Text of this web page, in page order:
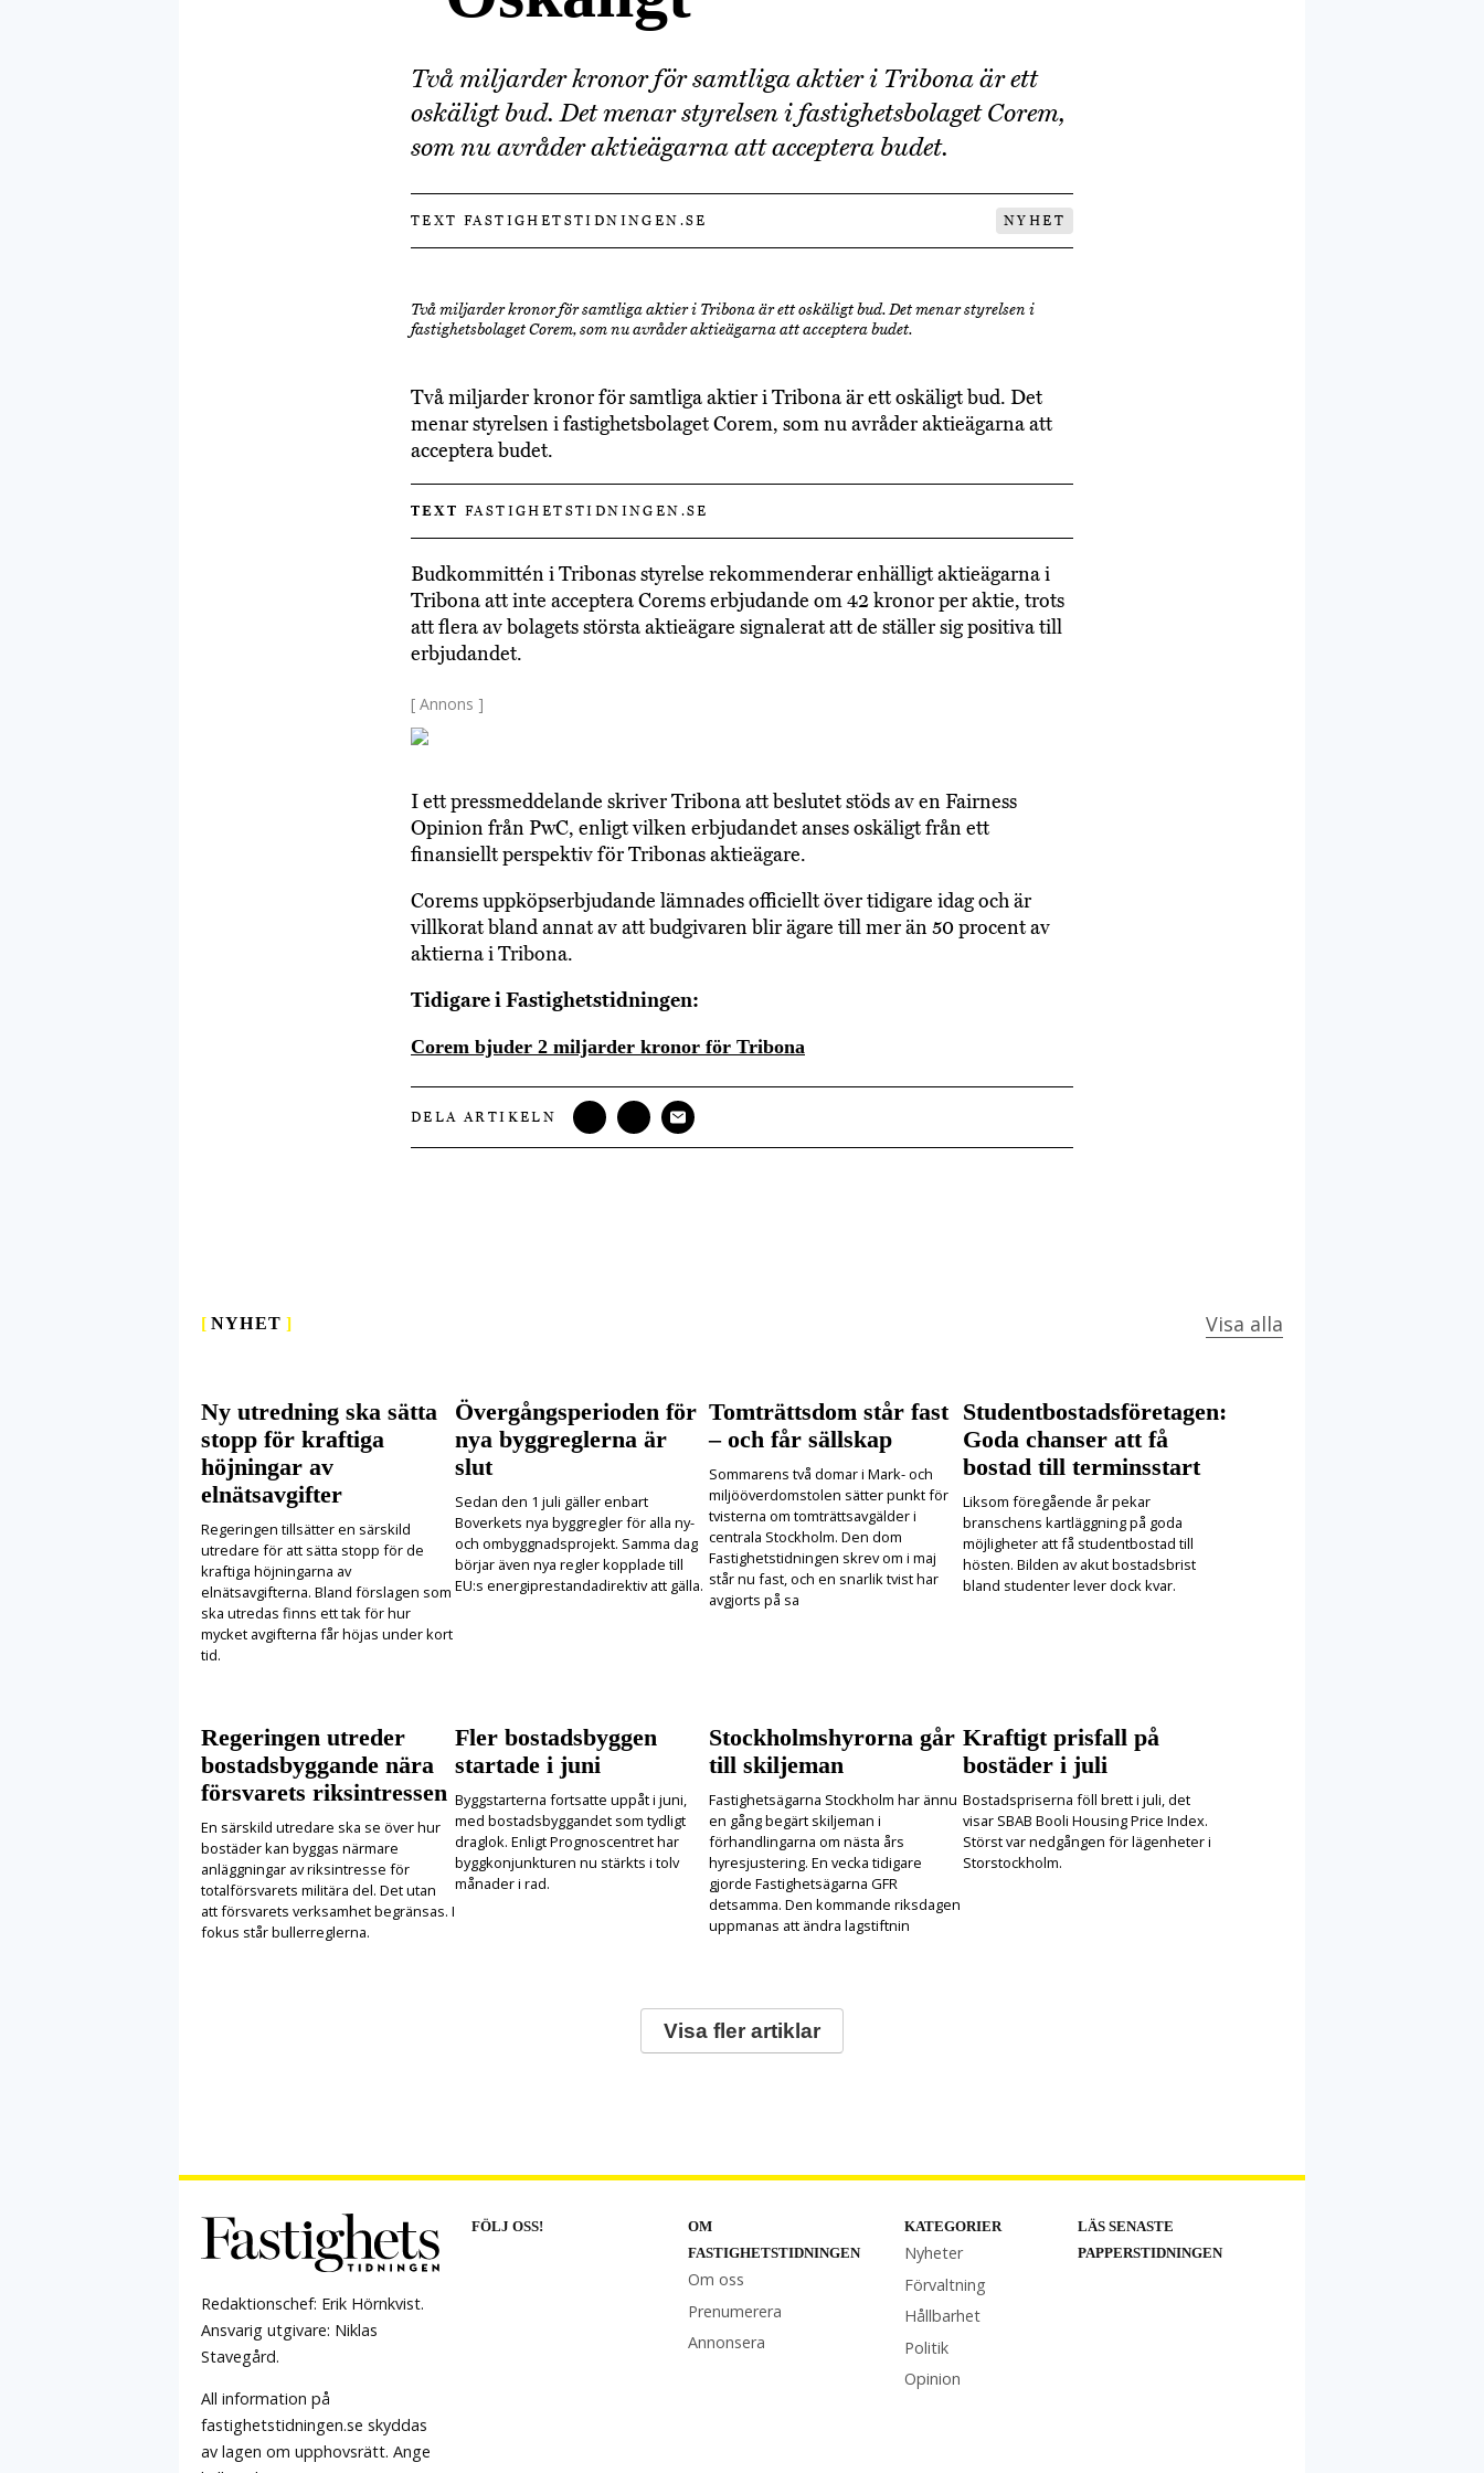
Två miljarder kronor för samtliga aktier i Tribona är ett
oskäligt bud. Det menar styrelsen i fastighetsbolaget Corem,
som nu avråder aktieägarna att acceptera budet.
TEXT FASTIGHETSTIDNINGEN.SE NYHET
Två miljarder kronor för samtliga aktier i Tribona är ett oskäligt bud. Det menar styrelsen i
fastighetsbolaget Corem, som nu avråder aktieägarna att acceptera budet.
Två miljarder kronor för samtliga aktier i Tribona är ett oskäligt bud. Det
menar styrelsen i fastighetsbolaget Corem, som nu avråder aktieägarna att
acceptera budet.
TEXT FASTIGHETSTIDNINGEN.SE
Budkommittén i Tribonas styrelse rekommenderar enhälligt aktieägarna i
Tribona att inte acceptera Corems erbjudande om 42 kronor per aktie, trots
att flera av bolagets största aktieägare signalerat att de ställer sig positiva till
erbjudandet.
[ Annons ]
I ett pressmeddelande skriver Tribona att beslutet stöds av en Fairness
Opinion från PwC, enligt vilken erbjudandet anses oskäligt från ett
finansiellt perspektiv för Tribonas aktieägare.
Corems uppköpserbjudande lämnades officiellt över tidigare idag och är
villkorat bland annat av att budgivaren blir ägare till mer än 50 procent av
aktierna i Tribona.
Tidigare i Fastighetstidningen:
Corem bjuder 2 miljarder kronor för Tribona
DELA ARTIKELN
[ NYHET ] Visa alla
Ny utredning ska sätta
stopp för kraftiga
höjningar av
elnätsavgifter
Regeringen tillsätter en särskild
utredare för att sätta stopp för de
kraftiga höjningarna av
elnätsavgifterna. Bland förslagen som
ska utredas finns ett tak för hur
mycket avgifterna får höjas under kort
tid.
Övergångsperioden för
nya byggreglerna är
slut
Sedan den 1 juli gäller enbart
Boverkets nya byggregler för alla ny-
och ombyggnadsprojekt. Samma dag
börjar även nya regler kopplade till
EU:s energiprestandadirektiv att gälla.
Tomträttsdom står fast
– och får sällskap
Sommarens två domar i Mark- och
miljööverdomstolen sätter punkt för
tvisterna om tomträttsavgälder i
centrala Stockholm. Den dom
Fastighetstidningen skrev om i maj
står nu fast, och en snarlik tvist har
avgjorts på sa
Studentbostadsföretagen:
Goda chanser att få
bostad till terminsstart
Liksom föregående år pekar
branschens kartläggning på goda
möjligheter att få studentbostad till
hösten. Bilden av akut bostadsbrist
bland studenter lever dock kvar.
Regeringen utreder
bostadsbyggande nära
försvarets riksintressen
En särskild utredare ska se över hur
bostäder kan byggas närmare
anläggningar av riksintresse för
totalförsvarets militära del. Det utan
att försvarets verksamhet begränsas. I
fokus står bullerreglerna.
Fler bostadsbyggen
startade i juni
Byggstarterna fortsatte uppåt i juni,
med bostadsbyggandet som tydligt
draglok. Enligt Prognoscentret har
byggkonjunkturen nu stärkts i tolv
månader i rad.
Stockholmshyrorna går
till skiljeman
Fastighetsägarna Stockholm har ännu
en gång begärt skiljeman i
förhandlingarna om nästa års
hyresjustering. En vecka tidigare
gjorde Fastighetsägarna GFR
detsamma. Den kommande riksdagen
uppmanas att ändra lagstiftnin
Kraftigt prisfall på
bostäder i juli
Bostadspriserna föll brett i juli, det
visar SBAB Booli Housing Price Index.
Störst var nedgången för lägenheter i
Storstockholm.
Visa fler artiklar
Redaktionschef: Erik Hörnkvist.
Ansvarig utgivare: Niklas
Stavegård.
All information på
fastighetstidningen.se skyddas
av lagen om upphovsrätt. Ange
FÖLJ OSS!
OM
FASTIGHETSTIDNINGEN
Om oss
Prenumerera
Annonsera
KATEGORIER
Nyheter
Förvaltning
Hållbarhet
Politik
Opinion
LÄS SENASTE
PAPPERSTIDNINGEN